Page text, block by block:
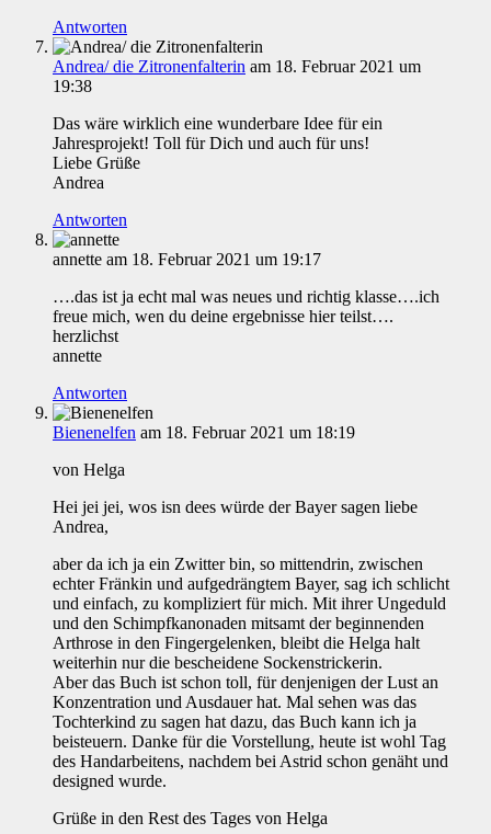
Antworten
Andrea/ die Zitronenfalterin am 18. Februar 2021 um
19:38
Das wäre wirklich eine wunderbare Idee für ein
Jahresprojekt! Toll für Dich und auch für uns!
Liebe Grüße
Andrea
Antworten
annette am 18. Februar 2021 um 19:17
….das ist ja echt mal was neues und richtig klasse….ich
freue mich, wen du deine ergebnisse hier teilst….
herzlichst
annette
Antworten
Bienenelfen am 18. Februar 2021 um 18:19
von Helga
Hei jei jei, wos isn dees würde der Bayer sagen liebe
Andrea,
aber da ich ja ein Zwitter bin, so mittendrin, zwischen
echter Fränkin und aufgedrängtem Bayer, sag ich schlicht
und einfach, zu kompliziert für mich. Mit ihrer Ungeduld
und den Schimpfkanonaden mitsamt der beginnenden
Arthrose in den Fingergelenken, bleibt die Helga halt
weiterhin nur die bescheidene Sockenstrickerin.
Aber das Buch ist schon toll, für denjenigen der Lust an
Konzentration und Ausdauer hat. Mal sehen was das
Tochterkind zu sagen hat dazu, das Buch kann ich ja
beisteuern. Danke für die Vorstellung, heute ist wohl Tag
des Handarbeitens, nachdem bei Astrid schon genäht und
designed wurde.
Grüße in den Rest des Tages von Helga